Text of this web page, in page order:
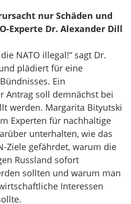
nur Schäden und
Experte Dr. Alexander Dill
NATO illegal!“ sagt Dr.
plädiert für eine
Ein
Antrag soll demnächst bei
werden. Margarita Bityutski
Experten für nachhaltige
unterhalten, wie das
Ziele gefährdet, warum die
Russland sofort
sollten und warum man
Interessen